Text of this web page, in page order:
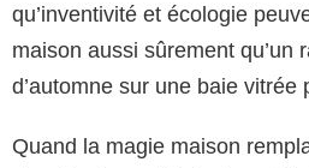
qu’inventivité et écologie
maison aussi sûrement qu’un
d’automne sur une baie vitrée
Quand la magie maison